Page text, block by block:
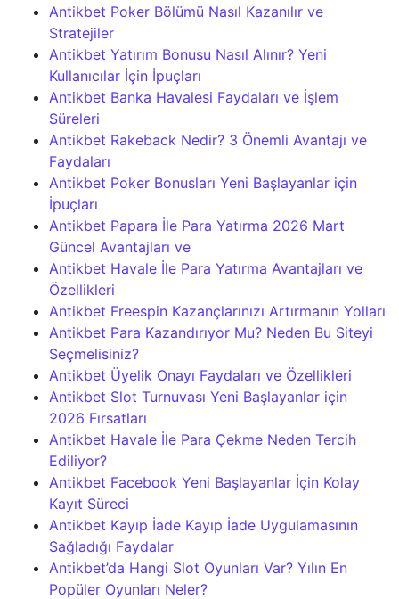
Antikbet Poker Bölümü Nasıl Kazanılır ve
Stratejiler
Antikbet Yatırım Bonusu Nasıl Alınır? Yeni
Kullanıcılar İçin İpuçları
Antikbet Banka Havalesi Faydaları ve İşlem
Süreleri
Antikbet Rakeback Nedir? 3 Önemli Avantajı ve
Faydaları
Antikbet Poker Bonusları Yeni Başlayanlar için
İpuçları
Antikbet Papara İle Para Yatırma 2026 Mart
Güncel Avantajları ve
Antikbet Havale İle Para Yatırma Avantajları ve
Özellikleri
Antikbet Freespin Kazançlarınızı Artırmanın Yolları
Antikbet Para Kazandırıyor Mu? Neden Bu Siteyi
Seçmelisiniz?
Antikbet Üyelik Onayı Faydaları ve Özellikleri
Antikbet Slot Turnuvası Yeni Başlayanlar için
2026 Fırsatları
Antikbet Havale İle Para Çekme Neden Tercih
Ediliyor?
Antikbet Facebook Yeni Başlayanlar İçin Kolay
Kayıt Süreci
Antikbet Kayıp İade Kayıp İade Uygulamasının
Sağladığı Faydalar
Antikbet’da Hangi Slot Oyunları Var? Yılın En
Popüler Oyunları Neler?